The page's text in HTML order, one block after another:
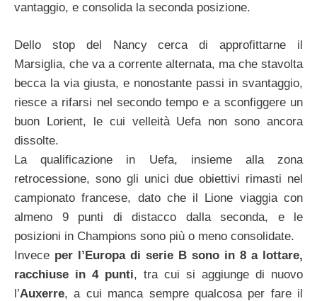
vantaggio, e consolida la seconda posizione.
Dello stop del Nancy cerca di approfittarne il
Marsiglia, che va a corrente alternata, ma che stavolta
becca la via giusta, e nonostante passi in svantaggio,
riesce a rifarsi nel secondo tempo e a sconfiggere un
buon Lorient, le cui velleità Uefa non sono ancora
dissolte.
La qualificazione in Uefa, insieme alla zona
retrocessione, sono gli unici due obiettivi rimasti nel
campionato francese, dato che il Lione viaggia con
almeno 9 punti di distacco dalla seconda, e le
posizioni in Champions sono più o meno consolidate.
Invece per l’Europa di serie B sono in 8 a lottare,
racchiuse in 4 punti, tra cui si aggiunge di nuovo
l’Auxerre, a cui manca sempre qualcosa per fare il